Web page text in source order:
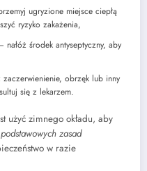
ugryzione miejsce ciepłą
ryzyko zakażenia,
środek antyseptyczny, aby
obrzęk lub inny
się z lekarzem.
użyć zimnego okładu, aby
zasad
w razie